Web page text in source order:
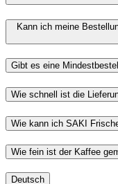
Kann ich meine
Gibt es eine
Wie schnell ist die
Wie kann ich SAKI
Wie fein ist der Kaffee
Deutsch